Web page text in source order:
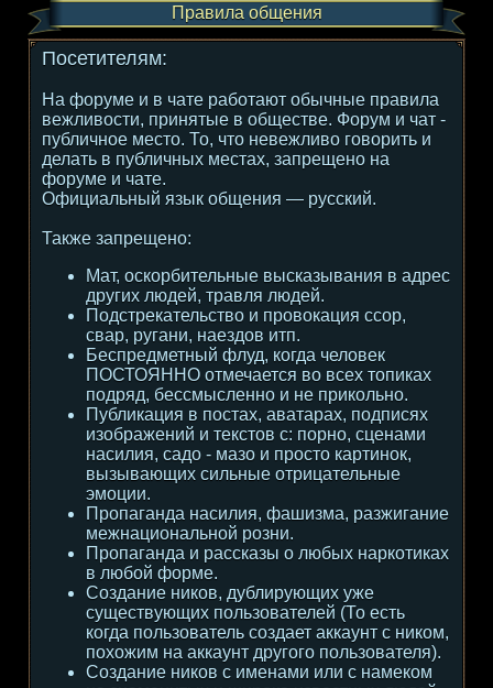
Правила общения
Посетителям:
На форуме и в чате работают обычные правила
вежливости, принятые в обществе. Форум и чат -
публичное место. То, что невежливо говорить и
делать в публичных местах, запрещено на
форуме и чате.
Официальный язык общения — русский.
Также запрещено:
Мат, оскорбительные высказывания в адрес
других людей, травля людей.
Подстрекательство и провокация ссор,
свар, ругани, наездов итп.
Беспредметный флуд, когда человек
ПОСТОЯННО отмечается во всех топиках
подряд, бессмысленно и не прикольно.
Публикация в постах, аватарах, подписях
изображений и текстов с: порно, сценами
насилия, садо - мазо и просто картинок,
вызывающих сильные отрицательные
эмоции.
Пропаганда насилия, фашизма, разжигание
межнациональной розни.
Пропаганда и рассказы о любых наркотиках
в любой форме.
Создание ников, дублирующих уже
существующих пользователей (То есть
когда пользователь создает аккаунт с ником,
похожим на аккаунт другого пользователя).
Создание ников с именами или с намеком